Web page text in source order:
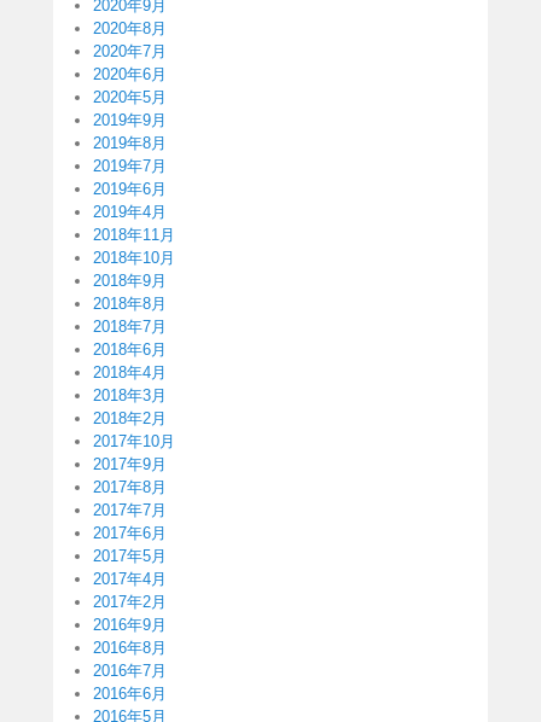
2020年9月
2020年8月
2020年7月
2020年6月
2020年5月
2019年9月
2019年8月
2019年7月
2019年6月
2019年4月
2018年11月
2018年10月
2018年9月
2018年8月
2018年7月
2018年6月
2018年4月
2018年3月
2018年2月
2017年10月
2017年9月
2017年8月
2017年7月
2017年6月
2017年5月
2017年4月
2017年2月
2016年9月
2016年8月
2016年7月
2016年6月
2016年5月